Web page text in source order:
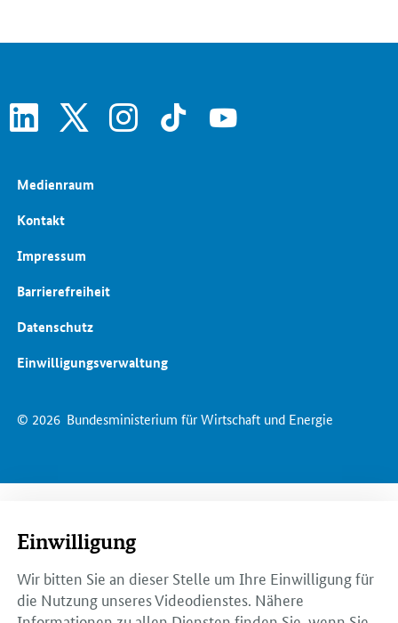
Strommarkt der Zukunft Energiespeicher
linkedin instagram tiktok youtube
© 2026 Bundesministerium für Wirtschaft und Energie
Medienraum
Kontakt
Impressum
Barrierefreiheit
Datenschutz
Einwilligungsverwaltung
Einwilligung
Wir bitten Sie an dieser Stelle um Ihre Einwilligung für
die Nutzung unseres Videodienstes. Nähere